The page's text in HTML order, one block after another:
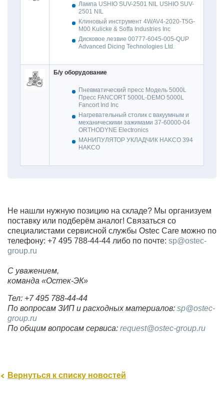
Лампа USHIO SUV-2501 NIL USHIO SUV-
2501 NIL
Клиновый инструмент 4WAV4-2020-T5G-
M00 Kulicke & Soffa Industries Inc
Дисковое лезвие 00777-6045-005-QUP
Advanced Dicing Technologies Ltd.
Б/у оборудование
Пневматический пресс Модель 5000L
Пресс FANCORT 5000L-DEMO 5000L
Fancort Ind Inc
Нагревательный столик с вакуумным и
механическими зажимами 37-60000-04
ORTHODYNE Electronics
МАНИПУЛЯТОР УКЛАДЧИК HAKCO 394
HAKCO
Не нашли нужную позицию на складе? Мы организуем
поставку или подберём аналог! Связаться со
специалистами сервисной службы Ostec Care можно по
телефону: +7 495 788-44-44 либо по почте: sp@ostec-
group.ru
С уважением,
команда «Остек-ЭК»
Тел: +7 495 788-44-44
По вопросам ЗИП и расходных материалов: sp@ostec-
group.ru
По общим вопросам сервиса: request@ostec-group.ru
Вернуться к списку новостей